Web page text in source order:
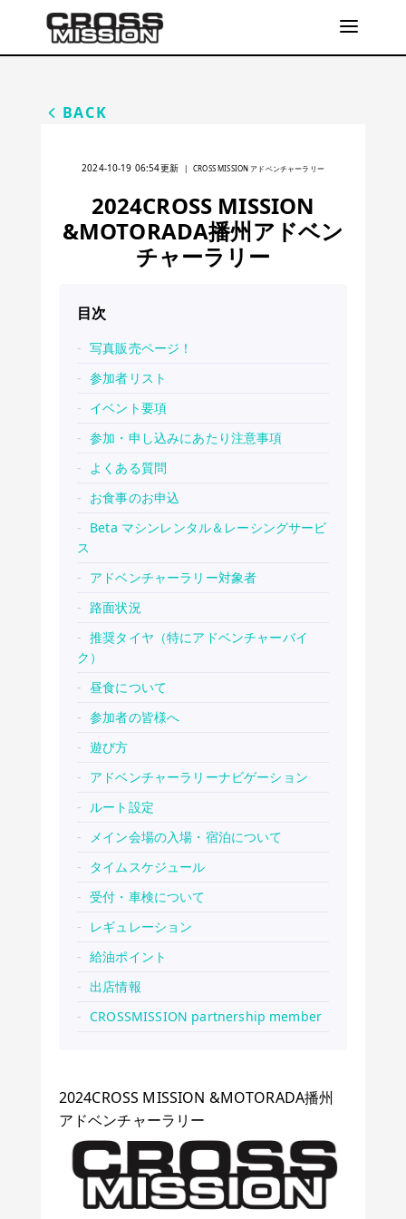
BACK
2024-10-19 06:54更新 | CROSS MISSION アドベンチャーラリー
2024CROSS MISSION
&MOTORADA播州アドベン
チャーラリー
目次
写真販売ページ！
参加者リスト
イベント要項
参加・申し込みにあたり注意事項
よくある質問
お食事のお申込
Beta マシンレンタル＆レーシングサービ
ス
アドベンチャーラリー対象者
路面状況
推奨タイヤ（特にアドベンチャーバイ
ク）
昼食について
参加者の皆様へ
遊び方
アドベンチャーラリーナビゲーション
ルート設定
メイン会場の入場・宿泊について
タイムスケジュール
受付・車検について
レギュレーション
給油ポイント
出店情報
CROSSMISSION partnership member
2024CROSS MISSION &MOTORADA播州
アドベンチャーラリー